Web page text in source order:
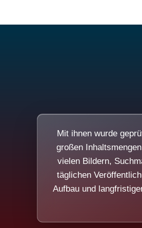
Mit ihnen wurde
großen
vielen Bildern,
täglichen
Aufbau und